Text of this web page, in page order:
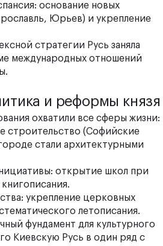
основание новых
Юрьев) и укрепление
стратегии Русь заняла
международных отношений
и реформы князя
охватили все сферы жизни:
строительство (Софийские
стали архитектурными
открытие школ при
укрепление церковных
летописания.
фундамент для культурного
Киевскую Русь в один ряд с